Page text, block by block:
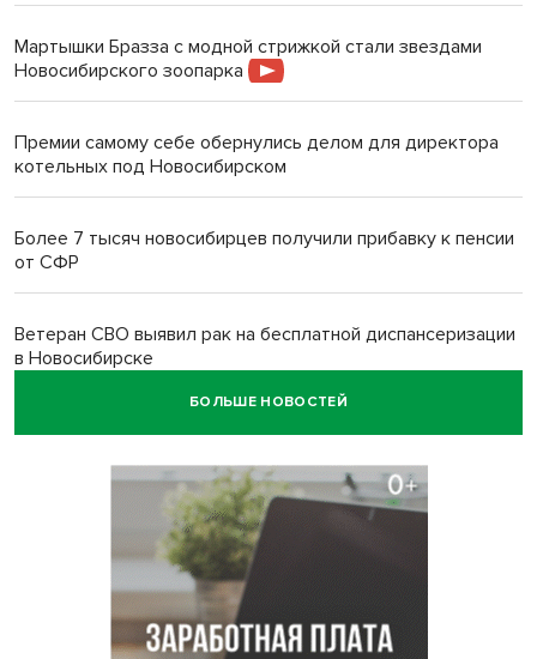
Мартышки Бразза с модной стрижкой стали звездами
Новосибирского зоопарка
Премии самому себе обернулись делом для директора
котельных под Новосибирском
Более 7 тысяч новосибирцев получили прибавку к пенсии
от СФР
Ветеран СВО выявил рак на бесплатной диспансеризации
в Новосибирске
В Новосибирске сотрудница склада Ozon попыталась
Дело отравителя за убийство 14-летней давности
возобновили в Новосибирске
Подрядчика для ремонта подпорной стены на
Ипподромской ищут в Новосибирске
БОЛЬШЕ НОВОСТЕЙ